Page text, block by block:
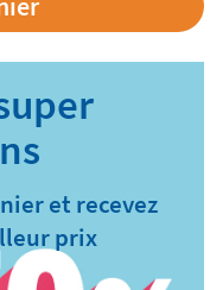
et recevez
prix